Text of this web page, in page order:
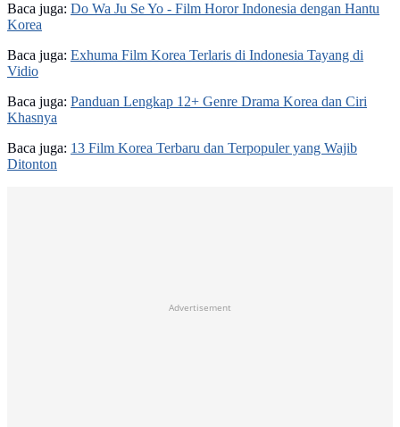
Baca juga: Do Wa Ju Se Yo - Film Horor Indonesia dengan Hantu
Korea
Baca juga: Exhuma Film Korea Terlaris di Indonesia Tayang di
Vidio
Baca juga: Panduan Lengkap 12+ Genre Drama Korea dan Ciri
Khasnya
Baca juga: 13 Film Korea Terbaru dan Terpopuler yang Wajib
Ditonton
Advertisement